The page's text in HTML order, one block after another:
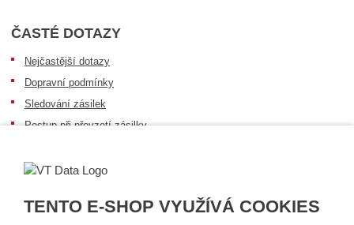
TENTO E-SHOP VYUŽÍVÁ COOKIES
ČASTÉ DOTAZY
Nejčastější dotazy
Dopravní podmínky
Sledování zásilek
Postup při převzetí zásilky
Obecné informace